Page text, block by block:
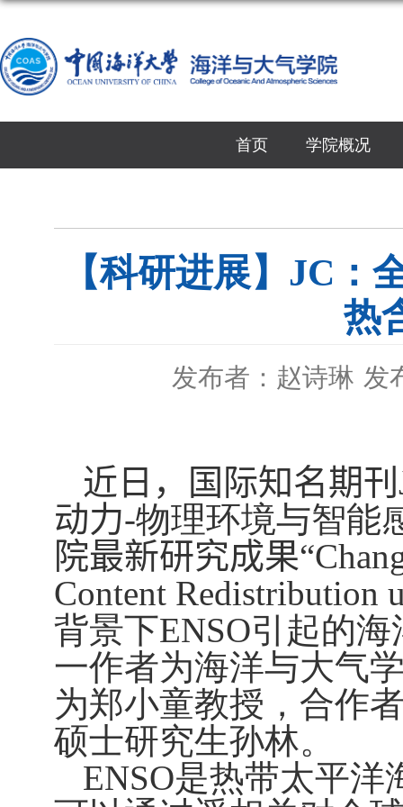
首页 学院概况
【科研进展】JC：
热
发布者：赵诗琳 发
近日， 国际知名期刊
动力-物理环境与智能
院最新研究成果“
Content Redistribution
背景下ENSO引起的海
一作者为海洋与大气
为郑小童教授，合作
硕士研究生孙林。
ENSO是热带太平洋